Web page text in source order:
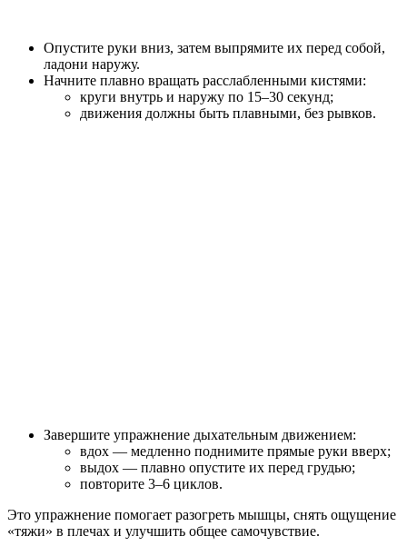
Опустите руки вниз, затем выпрямите их перед собой,
ладони наружу.
Начните плавно вращать расслабленными кистями:
круги внутрь и наружу по 15–30 секунд;
движения должны быть плавными, без рывков.
Завершите упражнение дыхательным движением:
вдох — медленно поднимите прямые руки вверх;
выдох — плавно опустите их перед грудью;
повторите 3–6 циклов.
Это упражнение помогает разогреть мышцы, снять ощущение
«тяжи» в плечах и улучшить общее самочувствие.